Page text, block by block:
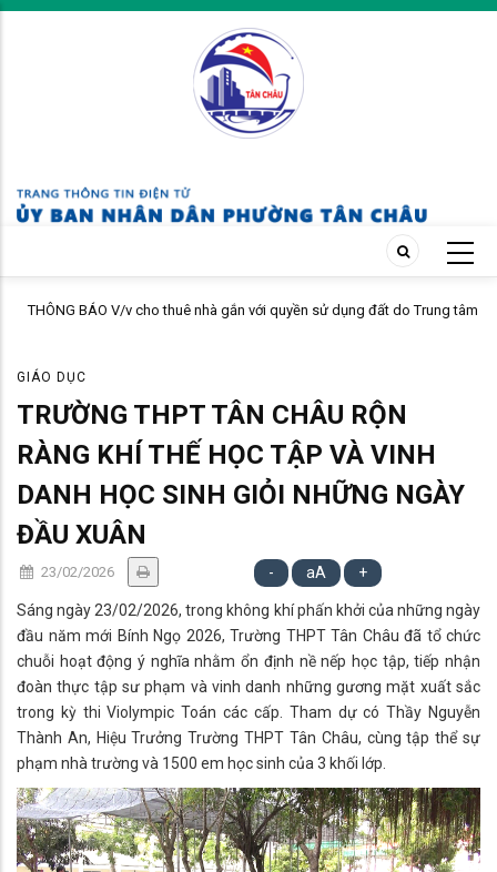
Skip
Trung tâm
THÔNG BÁO Về việc công nhận kết quả đấu giá quyền thuê
GIÁO DỤC
TRƯỜNG THPT TÂN CHÂU RỘN
RÀNG KHÍ THẾ HỌC TẬP VÀ VINH
DANH HỌC SINH GIỎI NHỮNG NGÀY
ĐẦU XUÂN
23/02/2026 - aA +
Sáng ngày 23/02/2026, trong không khí phấn khởi của những ngày
đầu năm mới Bính Ngọ 2026, Trường THPT Tân Châu đã tổ chức
chuỗi hoạt động ý nghĩa nhằm ổn định nề nếp học tập, tiếp nhận
đoàn thực tập sư phạm và vinh danh những gương mặt xuất sắc
trong kỳ thi Violympic Toán các cấp. Tham dự có Thầy Nguyễn
Thành An, Hiệu Trưởng Trường THPT Tân Châu, cùng tập thể sự
phạm nhà trường và 1500 em học sinh của 3 khối lớp.